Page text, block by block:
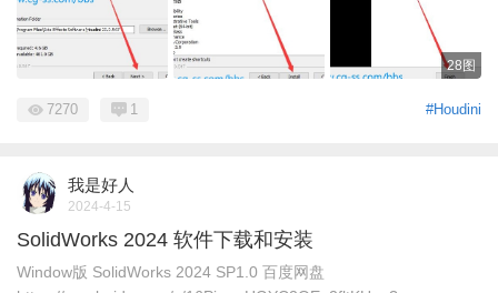
28图
#Houdini
7270 1
我是好人
2024-4-15
SolidWorks 2024 软件下载和安装
Window版 SolidWorks 2024 SP1.0 百度网盘